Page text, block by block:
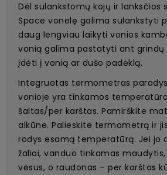
Dėl sulankstomų kojų ir lanksčios
Space vonelę galima sulankstyti
daug lengviau laikyti vonios
vonią galima pastatyti ant grindų
įdėti į vonią ar dušo padėklą.
Integruotas termometras
vonioje yra tinkamos
šaltas/per karštas. Pamirškite
alkūne. Palieskite termometrą ir
rodys esamą temperatūrą. Jei jo
žaliai, vanduo tinkamas
vėsus, o raudonas – per karštas